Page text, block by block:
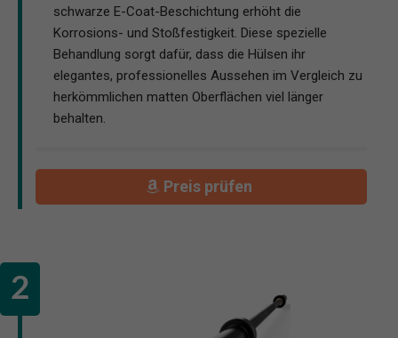
schwarze E-Coat-Beschichtung erhöht die
Korrosions- und Stoßfestigkeit. Diese spezielle
Behandlung sorgt dafür, dass die Hülsen ihr
elegantes, professionelles Aussehen im Vergleich zu
herkömmlichen matten Oberflächen viel länger
behalten.
Preis prüfen